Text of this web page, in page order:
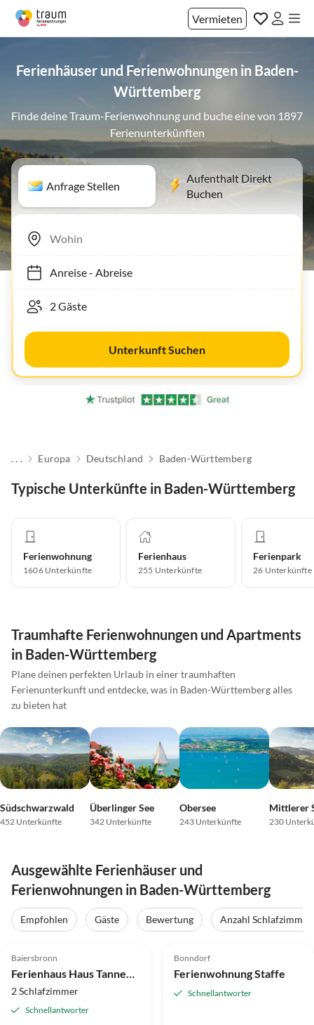
Vermieten
Ferienhäuser und Ferienwohnungen in Baden-
Württemberg
Finde deine Traum-Ferienwohnung und buche eine von 1897
Ferienunterkünften
Anfrage Stellen
Aufenthalt Direkt
Buchen
Anreise- Abreise
Unterkunft Suchen
. . . Europa Deutschland Baden-Württemberg
Typische Unterkünfte in Baden-Württemberg
Ferienwohnung
1606 Unterkünfte
Ferienhaus
255 Unterkünfte
Ferienpark
26 Unterkünfte
Traumhafte Ferienwohnungen und Apartments
in Baden-Württemberg
Plane deinen perfekten Urlaub in einer traumhaften
Ferienunterkunft und entdecke, was in Baden-Württemberg alles
zu bieten hat
Südschwarzwald
452 Unterkünfte
Überlinger See
342 Unterkünfte
Obersee
243 Unterkünfte 230
Ausgewählte Ferienhäuser und
Ferienwohnungen in Baden-Württemberg
Empfohlen Gäste Bewertung Anzahl Schlafzimmer
Super-Gastgeber
Top-Inserat
Baiersbronn
Ferienhaus Haus Tannenblick
2 Schlafzimmer
Schnellantworter
Super-Gastgeber
Top-Inserat
Bonndorf
Ferienwohnung Staffe
Schnellantworter